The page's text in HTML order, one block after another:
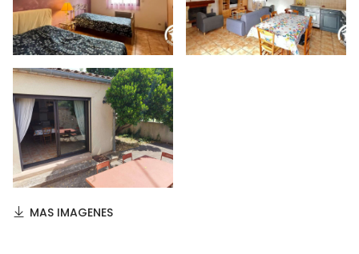
MAS IMAGENES